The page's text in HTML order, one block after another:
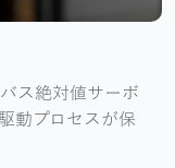
ス絶対値サーボ
動プロセスが保